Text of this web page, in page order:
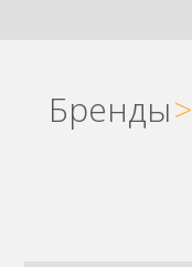
Бренды>